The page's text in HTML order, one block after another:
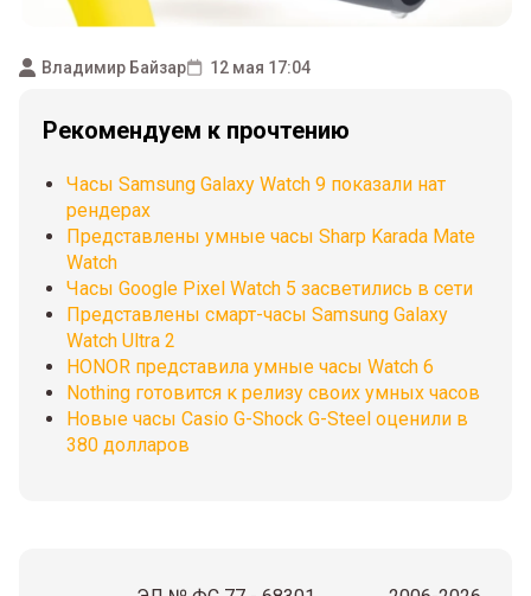
Владимир Байзар 12 мая 17:04
Рекомендуем к прочтению
Часы Samsung Galaxy Watch 9 показали нат
рендерах
Представлены умные часы Sharp Karada Mate
Watch
Часы Google Pixel Watch 5 засветились в сети
Представлены смарт-часы Samsung Galaxy
Watch Ultra 2
HONOR представила умные часы Watch 6
Nothing готовится к релизу своих умных часов
Новые часы Casio G-Shock G-Steel оценили в
380 долларов